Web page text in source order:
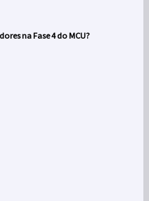
na Fase 4 doMCU?